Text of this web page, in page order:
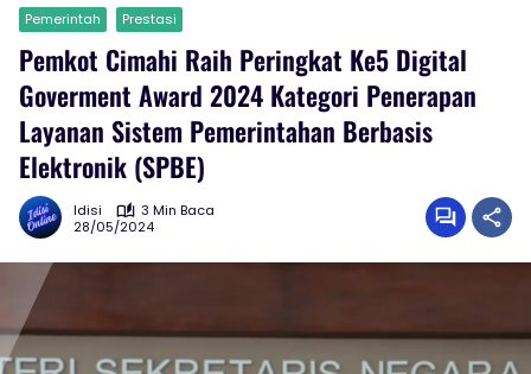
Pemerintah Prestasi
Pemkot Cimahi Raih Peringkat Ke5 Digital
Goverment Award 2024 Kategori Penerapan
Layanan Sistem Pemerintahan Berbasis
Elektronik (SPBE)
Idisi
3 Min Baca
28/05/2024